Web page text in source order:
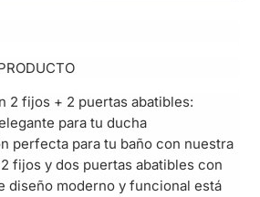
2 fijos + 2 puertas abatibles:
para tu ducha
perfecta para tu baño con nuestra
fijos y dos puertas abatibles con
diseño moderno y funcional está